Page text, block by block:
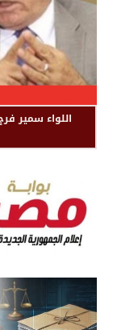
اللواء سمير